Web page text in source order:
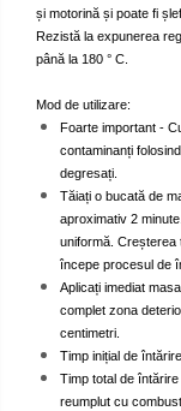
și motorină și poate fi
Rezistă la expunerea
până la 180 ° C.
Mod de utilizare:
Foarte important -
contaminanți
degresați.
Tăiați o bucată de
aproximativ 2
uniformă. Creșterea
începe procesul de
Aplicați imediat
complet zona
centimetri.
Timp inițial de
Timp total de
reumplut cu